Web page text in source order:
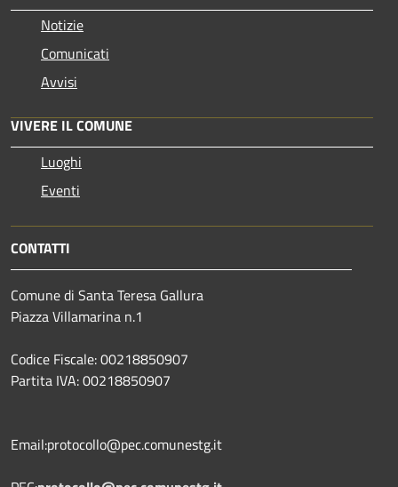
Notizie
Comunicati
Avvisi
VIVERE IL COMUNE
Luoghi
Eventi
CONTATTI
Comune di Santa Teresa Gallura
Piazza Villamarina n.1
Codice Fiscale: 00218850907
Partita IVA: 00218850907
Email:protocollo@pec.comunestg.it